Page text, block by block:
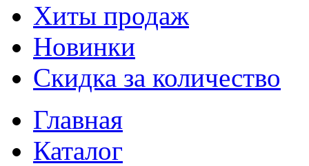
Хиты продаж
Новинки
Скидка за количество
Главная
Каталог